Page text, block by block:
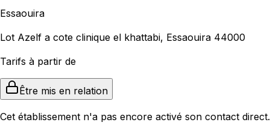
Essaouira
Lot Azelf a cote clinique el khattabi, Essaouira 44000
Tarifs à partir de
Être mis en relation
Cet établissement n'a pas encore activé son contact direct.